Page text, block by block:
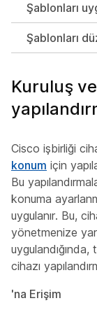
Şablonları
Şablonları
Kuruluş
Cisco işbirliği
konum için
Bu
konuma
uygulanır. Bu,
yönetmenize
cihazı
'na Erişim